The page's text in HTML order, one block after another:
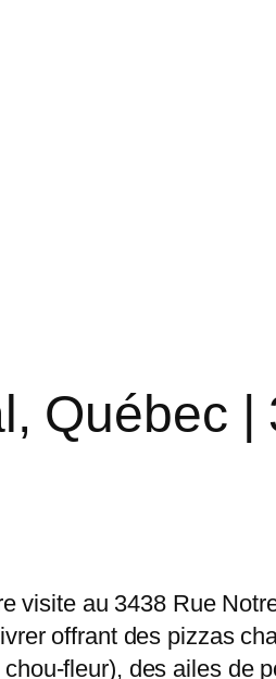
Québec |
visite au 3438 Rue
offrant des pizzas
fleur), des ailes de